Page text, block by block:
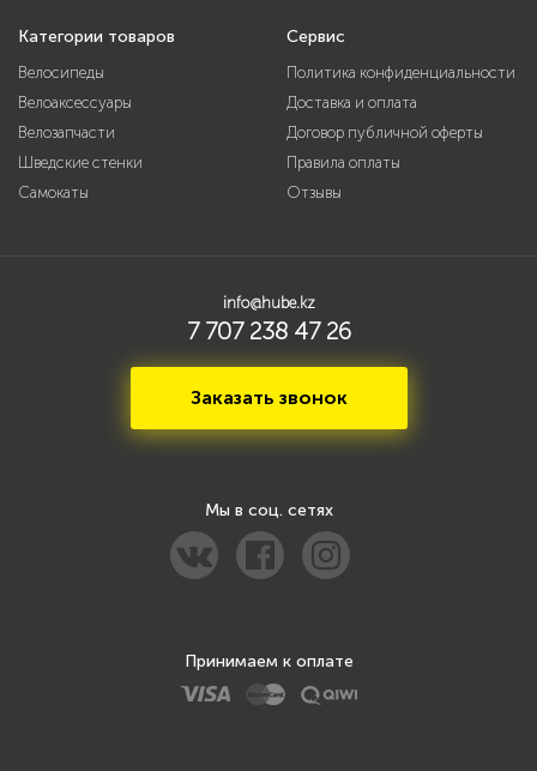
Категории товаров
Велосипеды
Велоаксессуары
Велозапчасти
Шведские стенки
Самокаты
Сервис
Политика конфиденциальности
Доставка и оплата
Договор публичной оферты
Правила оплаты
Отзывы
info@hube.kz
7 707 238 47 26
Заказать звонок
Мы в соц. сетях
Принимаем к оплате